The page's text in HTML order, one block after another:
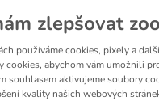
zlepšovat
používáme cookies, pixely a
cookies, abychom vám umožnili
souhlasem aktivujeme soubory
kvality našich webových